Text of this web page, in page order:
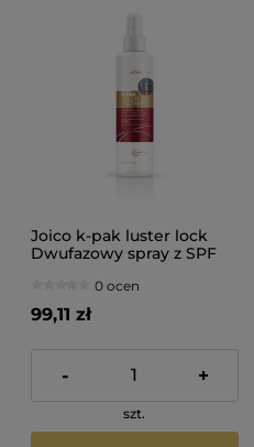
Joico k-pak luster lock
Dwufazowy spray z SPF
włosów farbowanych
200ml
0 ocen
99,11 zł
- +
szt.